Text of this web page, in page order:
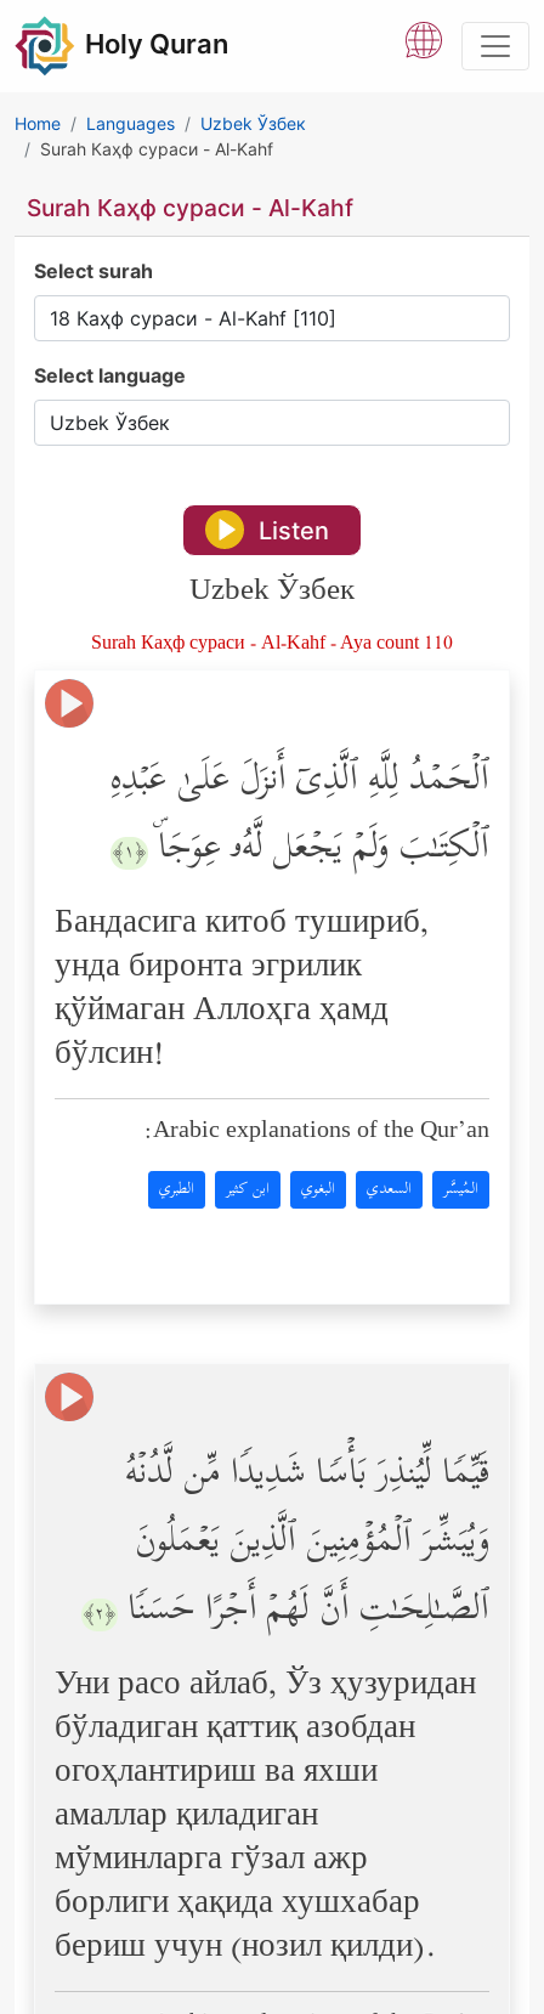
Holy Quran
Home Languages
Uzbek Ўзбек
Surah Каҳф сураси - Al-Kahf
Surah Каҳф сураси - Al-Kahf
Select surah
Select language
Listen
Uzbek Ўзбек
Surah Каҳф сураси - Al-Kahf - Aya count 110
ٱلۡحَمۡدُ لِلَّهِ ٱلَّذِیۤ أَنزَلَ عَلَىٰ عَبۡدِهِ
ٱلۡكِتَـٰبَ وَلَمۡ یَجۡعَل لَّهُۥ عِوَجَاۜ ﴿١﴾
Бандасига китоб тушириб,
унда биронта эгрилик
қўймаган Аллоҳга ҳамд
бўлсин!
Arabic explanations of the Qur’an:
المُيسَّر السعدي البغوي ابن كثير الطبري
قَیِّمࣰا لِّیُنذِرَ بَأۡسࣰا شَدِیدࣰا مِّن لَّدُنۡهُ
وَیُبَشِّرَ ٱلۡمُؤۡمِنِینَ ٱلَّذِینَ یَعۡمَلُونَ
ٱلصَّـٰلِحَـٰتِ أَنَّ لَهُمۡ أَجۡرًا حَسَنࣰا ﴿٢﴾
Уни расо айлаб, Ўз ҳузуридан
бўладиган қаттиқ азобдан
огоҳлантириш ва яхши
амаллар қиладиган
мўминларга гўзал ажр
борлиги ҳақида хушхабар
бериш учун (нозил қилди).